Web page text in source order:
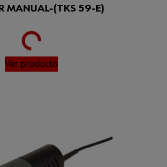
MANUAL-(TKS 59-E)
Loading...
Ver producto